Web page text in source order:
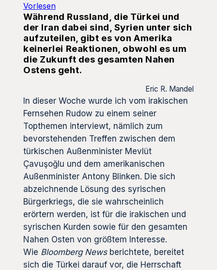
Vorlesen
Während Russland, die Türkei und
der Iran dabei sind, Syrien unter sich
aufzuteilen, gibt es von Amerika
keinerlei Reaktionen, obwohl es um
die Zukunft des gesamten Nahen
Ostens geht.
Eric R. Mandel
In dieser Woche wurde ich vom irakischen
Fernsehen Rudow zu einem seiner
Topthemen interviewt, nämlich zum
bevorstehenden Treffen zwischen dem
türkischen Außenminister Mevlüt
Çavuşoğlu und dem amerikanischen
Außenminister Antony Blinken. Die sich
abzeichnende Lösung des syrischen
Bürgerkriegs, die sie wahrscheinlich
erörtern werden, ist für die irakischen und
syrischen Kurden sowie für den gesamten
Nahen Osten von größtem Interesse.
Wie Bloomberg Newsberichtete, bereitet
sich die Türkei darauf vor, die Herrschaft